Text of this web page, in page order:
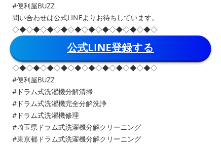
#便利屋BUZZ
問い合わせは公式LINEよりお待ちしています。
◇◆◇◆◇◆◇◆◇◆◇◆◇◆◇◆◇◆◇◆◇
公式LINE登録する
◇◆◇◆◇◆◇◆◇◆◇◆◇◆◇◆◇◆◇◆◇
#便利屋BUZZ
#ドラム式洗濯機分解清掃
#ドラム式洗濯機完全分解洗浄
#ドラム式洗濯機修理
#埼玉県ドラム式洗濯機分解クリーニング
#東京都ドラム式洗濯機分解クリーニング